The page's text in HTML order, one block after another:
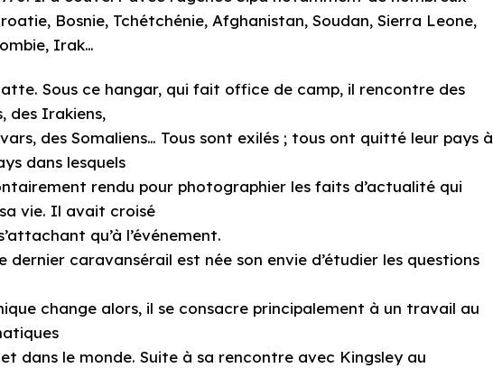
Bosnie, Tchétchénie, Afghanistan, Soudan, Sierra Leone,
Irak…
Sous ce hangar, qui fait office de camp, il rencontre des
des Irakiens,
des Somaliens… Tous sont exilés ; tous ont quitté leur pays à
dans lesquels
rendu pour photographier les faits d’actualité qui
vie. Il avait croisé
qu’à l’événement.
dernier caravansérail est née son envie d’étudier les questions
change alors, il se consacre principalement à un travail au
dans le monde. Suite à sa rencontre avec Kingsley au